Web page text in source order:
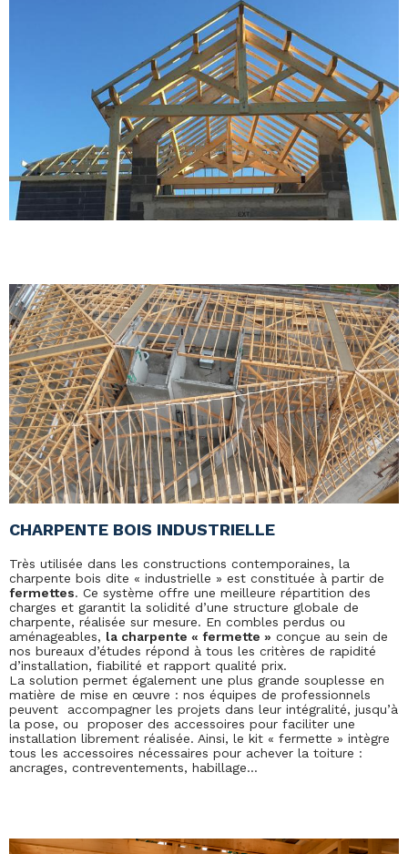
CHARPENTE BOIS INDUSTRIELLE
Très utilisée dans les constructions contemporaines, la
charpente bois dite « industrielle » est constituée à partir de
fermettes. Ce système offre une meilleure répartition des
charges et garantit la solidité d’une structure globale de
charpente, réalisée sur mesure. En combles perdus ou
aménageables, la charpente « fermette » conçue au sein de
nos bureaux d’études répond à tous les critères de rapidité
d’installation, fiabilité et rapport qualité prix.
La solution permet également une plus grande souplesse en
matière de mise en œuvre : nos équipes de professionnels
peuvent accompagner les projets dans leur intégralité, jusqu’à
la pose, ou proposer des accessoires pour faciliter une
installation librement réalisée. Ainsi, le kit « fermette » intègre
tous les accessoires nécessaires pour achever la toiture :
ancrages, contreventements, habillage…